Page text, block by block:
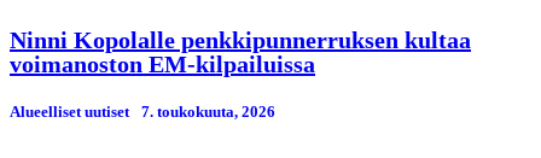
Ninni Kopolalle penkkipunnerruksen kultaa
voimanoston EM-kilpailuissa
Alueelliset uutiset 7. toukokuuta, 2026